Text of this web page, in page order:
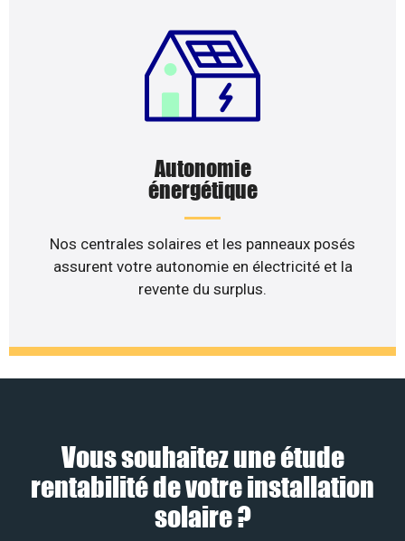
Autonomie
énergétique
Nos centrales solaires et les panneaux posés
assurent votre autonomie en électricité et la
revente du surplus.
Vous souhaitez une étude
rentabilité de votre installation
solaire ?